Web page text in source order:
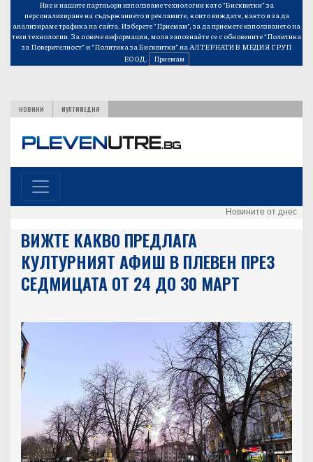
Ние и нашите партньори използваме технологии като “Бисквитки” за
персонализиране на съдържанието и рекламите, които виждате, както и за да
анализираме трафика на сайта. Изберете “Приемам”, за да приемете използването на
тези технологии. За повече информация, моля запознайте се с обновените“Политика
за Поверителност”и“Политика за Бисквитки”на АЛТЕРНАТИВ МЕДИЯ ГРУП
ЕООД.
Приемам
НОВИНИ МУЛТИМЕДИЯ
Новините от днес
ВИЖТЕ КАКВО ПРЕДЛАГА
КУЛТУРНИЯТ АФИШ В ПЛЕВЕН ПРЕЗ
СЕДМИЦАТА ОТ 24 ДО 30 МАРТ